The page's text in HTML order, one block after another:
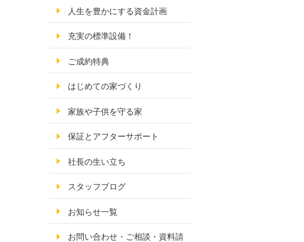
人生を豊かにする資金計画
充実の標準設備！
ご成約特典
はじめての家づくり
家族や子供を守る家
保証とアフターサポート
社長の生い立ち
スタッフブログ
お知らせ一覧
お問い合わせ・ご相談・資料請